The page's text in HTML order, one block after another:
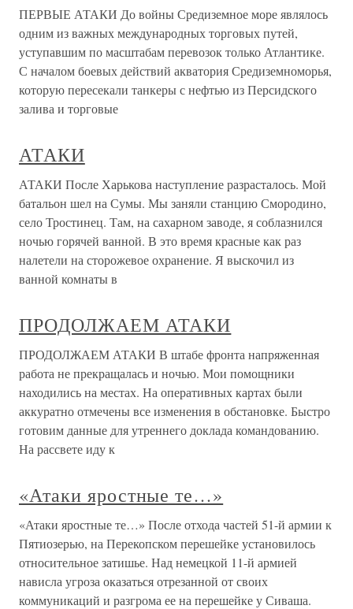
ПЕРВЫЕ АТАКИ До войны Средиземное море являлось
одним из важных международных торговых путей,
уступавшим по масштабам перевозок только Атлантике.
С началом боевых действий акватория Средиземноморья,
которую пересекали танкеры с нефтью из Персидского
залива и торговые
АТАКИ
АТАКИ После Харькова наступление разрасталось. Мой
батальон шел на Сумы. Мы заняли станцию Смородино,
село Тростинец. Там, на сахарном заводе, я соблазнился
ночью горячей ванной. В это время красные как раз
налетели на сторожевое охранение. Я выскочил из
ванной комнаты в
ПРОДОЛЖАЕМ АТАКИ
ПРОДОЛЖАЕМ АТАКИ В штабе фронта напряженная
работа не прекращалась и ночью. Мои помощники
находились на местах. На оперативных картах были
аккуратно отмечены все изменения в обстановке. Быстро
готовим данные для утреннего доклада командованию.
На рассвете иду к
«Атаки яростные те…»
«Атаки яростные те…» После отхода частей 51-й армии к
Пятиозерью, на Перекопском перешейке установилось
относительное затишье. Над немецкой 11-й армией
нависла угроза оказаться отрезанной от своих
коммуникаций и разгрома ее на перешейке у Сиваша.